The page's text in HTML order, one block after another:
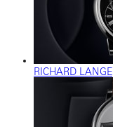
RICHARD LANGE